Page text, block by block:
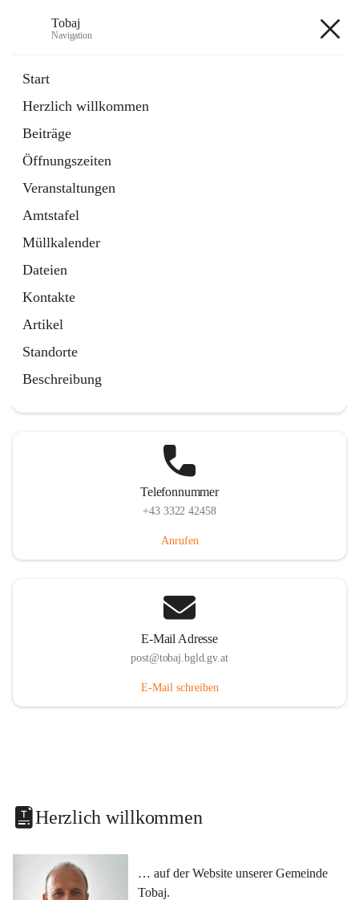
Tobaj
Navigation
Start
Herzlich willkommen
Beiträge
Öffnungszeiten
Veranstaltungen
Amtstafel
Müllkalender
Dateien
Kontakte
Artikel
Standorte
Beschreibung
Externe Webseite
in
Tab
Formulare
2 Schnellzugriffe
Telefonnummer
+43 3322 42458
Anrufen
E-Mail Adresse
post@tobaj.bgld.gv.at
E-Mail schreiben
Herzlich willkommen
… auf der Website unserer Gemeinde
Tobaj.